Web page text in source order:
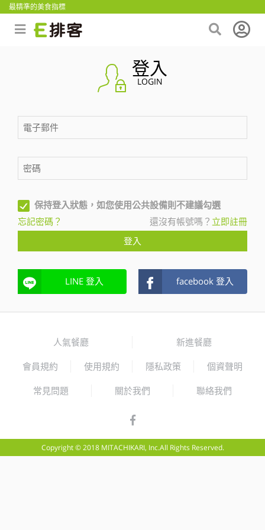
最精準的美食指標
登入
LOGIN
保持登入狀態，如您使用公共設備則不建議勾選
忘記密碼？
還沒有帳號嗎？ 立即註冊
登入
LINE 登入 facebook 登入
人氣餐廳 新進餐廳
會員規約 使用規約 隱私政策 個資聲明
常見問題 關於我們 聯絡我們
Copyright © 2018 MITACHIKARI, Inc.All Rights Reserved.